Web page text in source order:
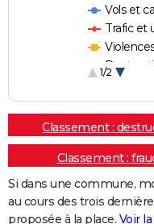
Vols et
Trafic et
1/2
Classement :
Classement :
Si dans une commune,
au cours des trois
proposée à la place. Voir